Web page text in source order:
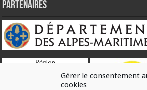
Gérer le consentement
cookies
Partenaires